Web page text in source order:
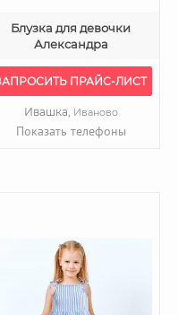
Блузка для девочки
Александра
ПРАЙС-ЛИСТ
Ивашка, Иваново
Показать телефоны